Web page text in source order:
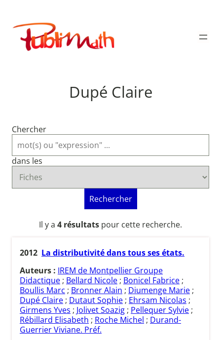
contenu
Publimath
Dupé Claire
Chercher
dans les
Rechercher
Il y a 4 résultats pour cette recherche.
2012 La distributivité dans tous ses états.
Auteurs : IREM de Montpellier Groupe
Didactique ; Bellard Nicole ; Bonicel Fabrice ;
Boullis Marc ; Bronner Alain ; Diumenge Marie ;
Dupé Claire ; Dutaut Sophie ; Ehrsam Nicolas ;
Girmens Yves ; Jolivet Soazig ; Pellequer Sylvie ;
Rébillard Elisabeth ; Roche Michel ; Durand-
Guerrier Viviane. Préf.